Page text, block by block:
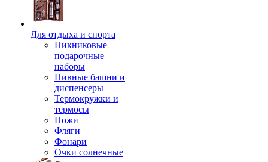
Для отдыха и спорта
Пикниковые
подарочные
наборы
Пивные башни и
диспенсеры
Термокружки и
термосы
Ножи
Фляги
Фонари
Очки солнечные